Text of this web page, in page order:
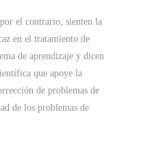
el contrario, sienten la
en el tratamiento de
de aprendizaje y dicen
que apoye la
de problemas de
de los problemas de